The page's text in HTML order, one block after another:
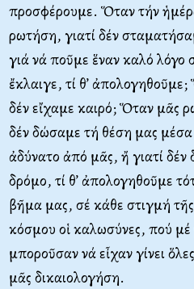
προσφέρουμε. Ὅταν τήν
ρωτήση, γιατί δέν
γιά νά ποῦμε ἕναν καλό λόγο
ἔκλαιγε, τί θ’
δέν εἴχαμε καιρό; Ὅταν μᾶς
δέν δώσαμε τή θέση μας
ἀδύνατο ἀπό μᾶς, ἤ γιατί δέν
δρόμο, τί θ’ ἀπολογηθοῦμε
βῆμα μας, σέ κάθε στιγμή
κόσμου οἱ καλωσύνες, πού μέ
μποροῦσαν νά εἶχαν γίνει
μᾶς δικαιολογήση.